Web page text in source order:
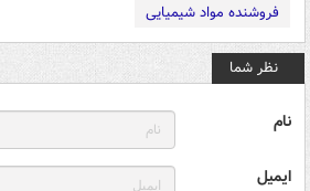
فروشنده مواد شیمیایی
نظر شما
نام
ایمیل